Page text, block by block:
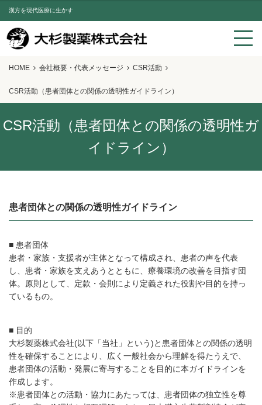
漢方を現代医療に生かす
HOME 会社概要・代表メッセージ CSR活動
CSR活動（患者団体との関係の透明性ガイドライン）
CSR活動（患者団体との関係の透明性ガ
イドライン）
患者団体との関係の透明性ガイドライン
■ 患者団体
患者・家族・支援者が主体となって構成され、患者の声を代表
し、患者・家族を支えあうとともに、療養環境の改善を目指す団
体。原則として、定款・会則により定義された役割や目的を持っ
ているもの。
■ 目的
大杉製薬株式会社(以下「当社」という)と患者団体との関係の透明
性を確保することにより、広く一般社会から理解を得たうえで、
患者団体の活動・発展に寄与することを目的に本ガイドラインを
作成します。
※患者団体との活動・協力にあたっては、患者団体の独立性を尊